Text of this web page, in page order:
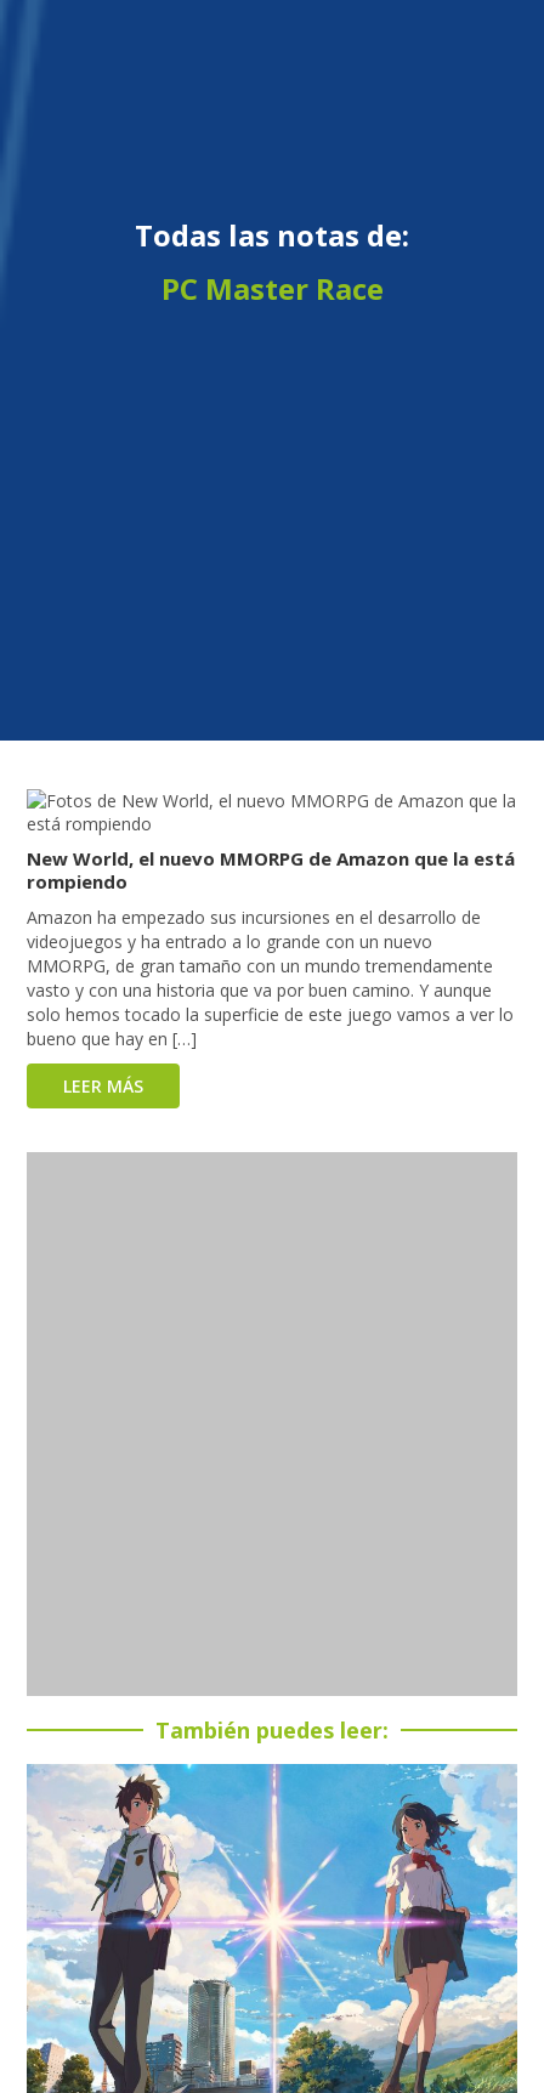
Todas las notas de:
PC Master Race
New World, el nuevo MMORPG de Amazon que la está
rompiendo
Amazon ha empezado sus incursiones en el desarrollo de
videojuegos y ha entrado a lo grande con un nuevo
MMORPG, de gran tamaño con un mundo tremendamente
vasto y con una historia que va por buen camino. Y aunque
solo hemos tocado la superficie de este juego vamos a ver lo
bueno que hay en […]
LEER MÁS
También puedes leer: